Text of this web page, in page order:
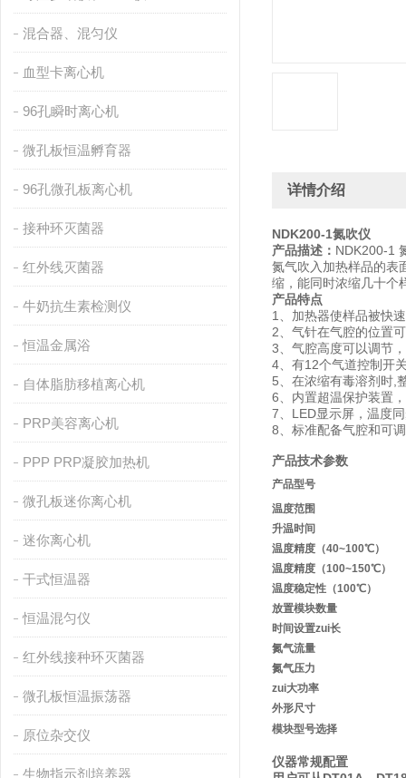
混合器、混匀仪
血型卡离心机
96孔瞬时离心机
微孔板恒温孵育器
96孔微孔板离心机
接种环灭菌器
红外线灭菌器
牛奶抗生素检测仪
恒温金属浴
自体脂肪移植离心机
PRP美容离心机
PPP PRP凝胶加热机
微孔板迷你离心机
迷你离心机
干式恒温器
恒温混匀仪
红外线接种环灭菌器
微孔板恒温振荡器
原位杂交仪
生物指示剂培养器
详情介绍
NDK200-1氮吹仪
产品描述： NDK200-1
氮气吹入加热样品的表
缩，能同时浓缩几十个
产品特点
1、加热器使样品被快
2、气针在气腔的位置
3、气腔高度可以调节
4、有12个气道控制开
5、在浓缩有毒溶剂时,
6、内置超温保护装置
7、LED显示屏，温度
8、标准配备气腔和可
产品技术参数
产品型号
温度范围
升温时间
温度精度（40~100℃）
温度精度（100~150℃）
温度稳定性（100℃）
放置模块数量
时间设置zui长
氮气流量
氮气压力
zui大功率
外形尺寸
模块型号选择
仪器常规配置